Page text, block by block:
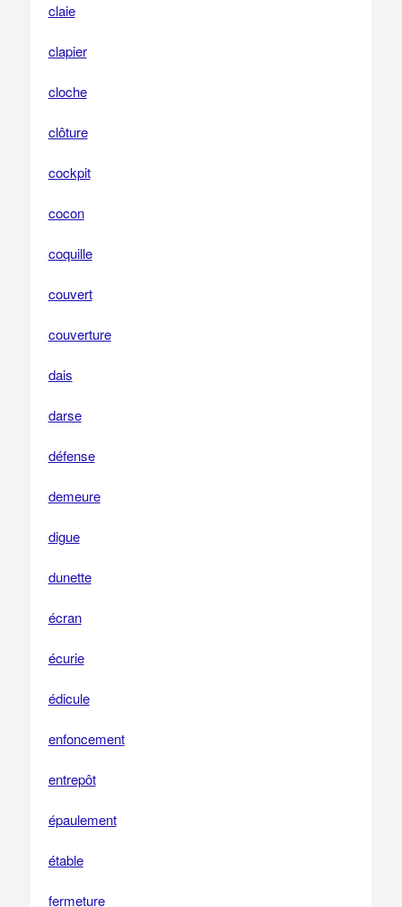
claie
clapier
cloche
clôture
cockpit
cocon
coquille
couvert
couverture
dais
darse
défense
demeure
digue
dunette
écran
écurie
édicule
enfoncement
entrepôt
épaulement
étable
fermeture